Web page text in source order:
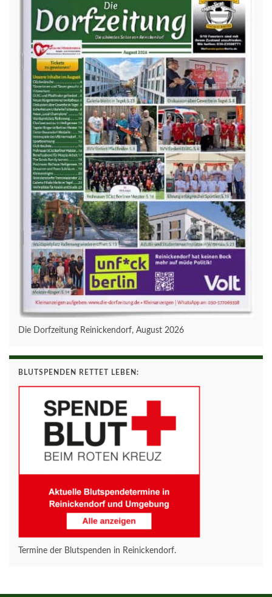
Die Dorfzeitung Reinickendorf, August 2026
BLUTSPENDEN RETTET LEBEN:
Termine der Blutspenden in Reinickendorf.